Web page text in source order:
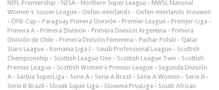
NIFL Premiership - NISA - Northern Super League - NWSL National
Women's Soccer League - Oefen-interlands - Oefen-interlands Vrouwen
- ÖFB-Cup - Paraguay Primera División - Premier League - Premjer-Liga -
Primera A - Primera Division - Primera Division Argentina - Primera
División de Chile - Primera División Femenina - Puchar Polski - Qatar
Stars League - Romania Liga I - Saudi Professional League - Scottish
Championship - Scottish League One - Scottish League Two - Scottish
Premier League - Scottish Women's Premier League - Segunda División
A - Serbia SuperLiga - Serie A - Serie A Brazil - Serie A Women - Serie B -
Serie B Brazil - Slovak Super Liga - Slovenia PrvaLiga - South African